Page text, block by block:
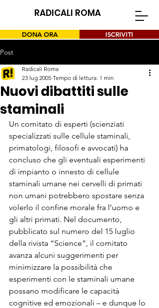
RADICALI ROMA
DONA ORA ISCRIVITI
Post
Nuovi dibattiti sulle
staminali
Radicali Roma
23 lug 2005 Tempo di lettura: 1 min
Un comitato di esperti (scienziati
specializzati sulle cellule staminali,
primatologi, filosofi e avvocati) ha
concluso che gli eventuali esperimenti
di impianto o innesto di cellule
staminali umane nei cervelli di primati
non umani potrebbero spostare senza
volerlo il confine morale fra l’uomo e
gli altri primati. Nel documento,
pubblicato sul numero del 15 luglio
della rivista “Science”, il comitato
avanza alcuni suggerimenti per
minimizzare la possibilità che
esperimenti con le staminali umane
possano modificare le capacità
cognitive ed emozionali – e dunque lo